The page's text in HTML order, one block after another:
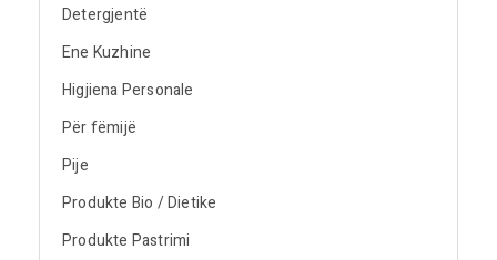
Detergjentë
Ene Kuzhine
Higjiena Personale
Për fëmijë
Pije
Produkte Bio / Dietike
Produkte Pastrimi